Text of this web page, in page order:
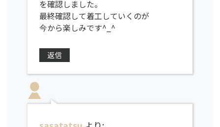
を確認しました。
最終確認して着工していくのが
今から楽しみです^_^
返信